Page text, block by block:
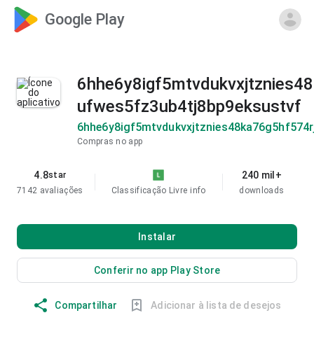
Google Play
ufwes5fz3ub4tj8bp9eksustvf
Compras no app
4.8star
7142 avaliações
Classificação Livre info
240 mil+
downloads
Instalar
Conferir no app Play Store
Compartilhar Adicionar à lista de desejos